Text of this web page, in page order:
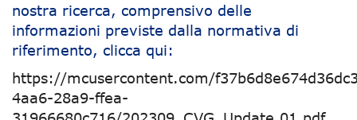
nostra ricerca, comprensivo delle
informazioni previste dalla normativa di
riferimento, clicca qui:
https://mcusercontent.com/
4aa6-28a9-ffea-